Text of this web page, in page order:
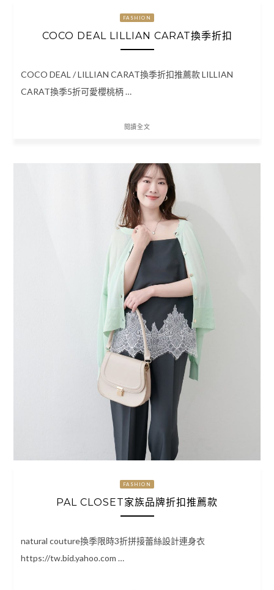
FASHION
COCO DEAL LILLIAN CARAT換季折扣
COCO DEAL / LILLIAN CARAT換季折扣推薦款 LILLIAN
CARAT換季5折可愛櫻桃柄 …
閱讀全文
FASHION
PAL CLOSET家族品牌折扣推薦款
natural couture換季限時3折拼接蕾絲設計連身衣
https://tw.bid.yahoo.com …